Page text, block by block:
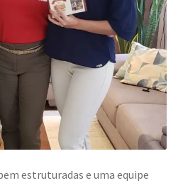
estruturadas e uma equipe